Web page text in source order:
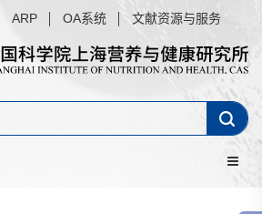
ARP OA系统 文献资源与服务